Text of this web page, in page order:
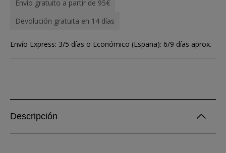
Envío gratuito a partir de 95€
Devolución gratuita en 14 días
Envío Express: 3/5 días o Económico (España): 6/9 días aprox.
Descripción